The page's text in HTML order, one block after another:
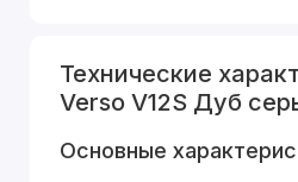
Технические
Verso V12S Дуб
Основные